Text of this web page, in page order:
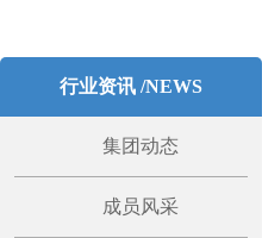
集团动态
成员风采
行业资讯 /NEWS